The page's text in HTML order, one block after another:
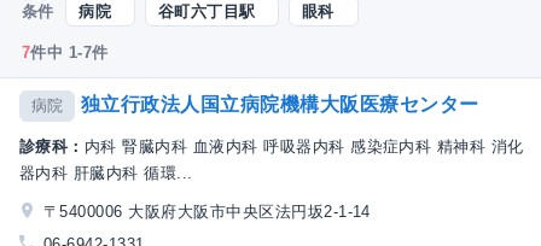
条件 病院 谷町六丁目駅 眼科
7件中 1-7件
病院 独立行政法人国立病院機構大阪医療センター
診療科： 内科 腎臓内科 血液内科 呼吸器内科 感染症内科 精神科 消化
器内科 肝臓内科 循環...
〒5400006 大阪府大阪市中央区法円坂2-1-14